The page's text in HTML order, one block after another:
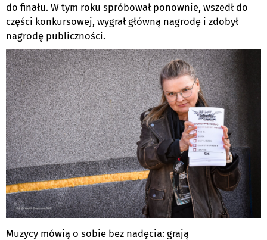
do finału. W tym roku spróbował ponownie, wszedł do
części konkursowej, wygrał główną nagrodę i zdobył
nagrodę publiczności.
Muzycy mówią o sobie bez nadęcia: grają